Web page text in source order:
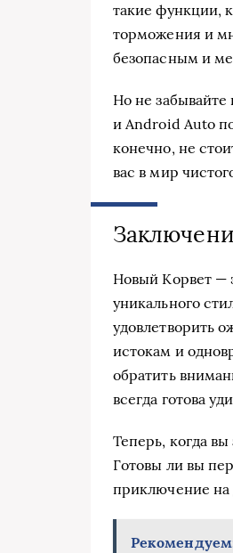
такие функции,
торможения и
безопасным и
Но не
и Android Auto
конечно, не
вас в мир
Новый Корвет —
уникального
удовлетворить
истокам и
обратить
всегда готова
Теперь, когда
Готовы ли вы
приключение на